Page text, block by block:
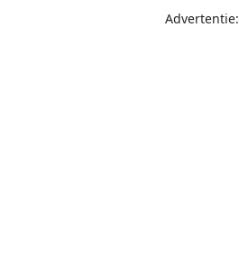
Advertentie: